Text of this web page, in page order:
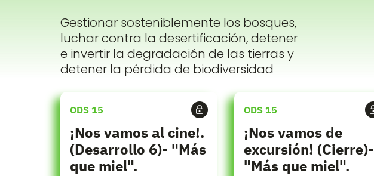
Gestionar sosteniblemente los bosques,
luchar contra la desertificación, detener
e invertir la degradación de las tierras y
detener la pérdida de biodiversidad
ODS 15
¡Nos vamos al cine!.
(Desarrollo 6)- "Más
que miel".
ODS 15
¡Nos vamos de
excursión! (Cierre)-
"Más que miel".